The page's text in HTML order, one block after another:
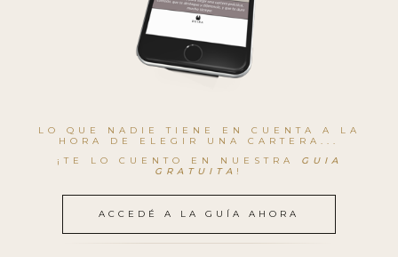
LO QUE NADIE TIENE EN CUENTA A LA
HORA DE ELEGIR UNA CARTERA...
¡TE LO CUENTO EN NUESTRA
GUIA
GRATUITA !
ACCEDÉ A LA GUÍA AHORA